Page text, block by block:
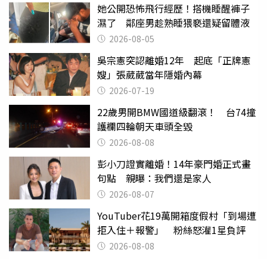
她公開恐怖飛行經歷！搭機睡醒褲子
濕了 鄰座男趁熟睡猥褻還疑留體液
2026-08-05
吳宗憲突認離婚12年 起底「正牌憲
嫂」張葳葳當年隱婚內幕
2026-07-19
22歲男開BMW國道級翻滾！ 台74撞
護欄四輪朝天車頭全毀
2026-08-08
彭小刀證實離婚！14年豪門婚正式畫
句點 親曝：我們還是家人
2026-08-07
YouTuber花19萬開箱度假村「到場遭
拒入住＋報警」 粉絲怒灌1星負評
2026-08-08